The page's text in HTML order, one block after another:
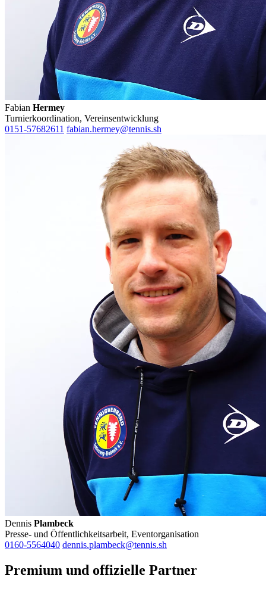
Fabian Hermey
Turnierkoordination, Vereinsentwicklung
0151-57682611 fabian.hermey@tennis.sh
Dennis Plambeck
Presse- und Öffentlichkeitsarbeit, Eventorganisation
0160-5564040 dennis.plambeck@tennis.sh
Premium und offizielle Partner